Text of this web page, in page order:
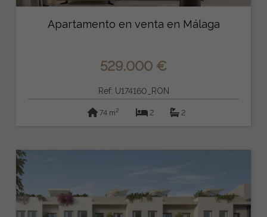
Apartamento en venta en Málaga
529.000 €
Ref: U174160_RON
74 m2 2 2